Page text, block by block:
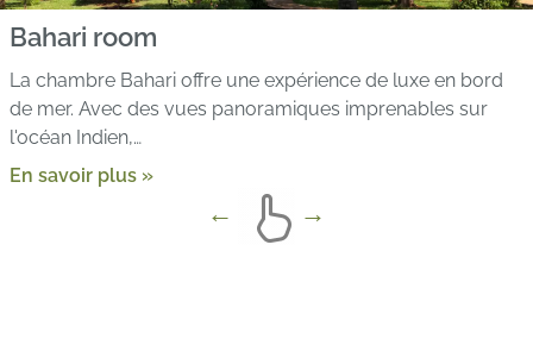
Bahari room
La chambre Bahari offre une expérience de luxe en bord
de mer. Avec des vues panoramiques imprenables sur
l'océan Indien,…
En savoir plus »